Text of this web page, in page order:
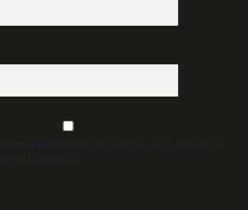
kullanılması için adım, e-posta adresim ve
kaydedilsin.